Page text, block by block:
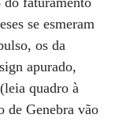
se esmeram
os da
apurado,
quadro à
de Genebra vão